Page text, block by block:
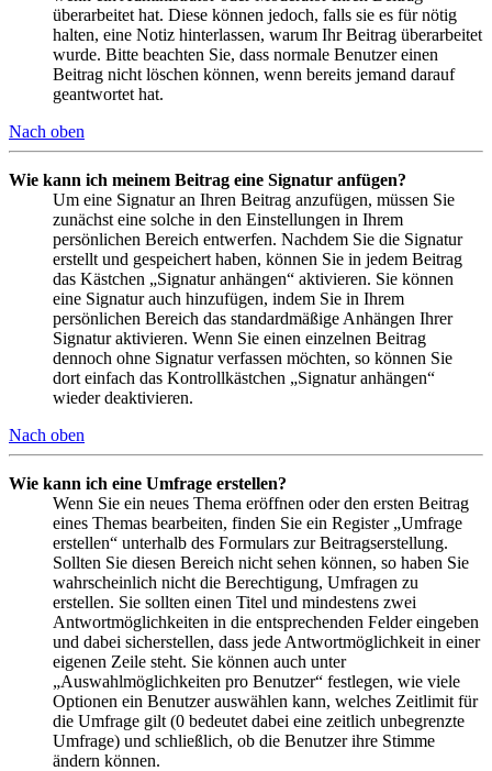
überarbeitet hat. Diese können jedoch, falls sie es für nötig
halten, eine Notiz hinterlassen, warum Ihr Beitrag überarbeitet
wurde. Bitte beachten Sie, dass normale Benutzer einen
Beitrag nicht löschen können, wenn bereits jemand darauf
geantwortet hat.
Nach oben
Wie kann ich meinem Beitrag eine Signatur anfügen?
Um eine Signatur an Ihren Beitrag anzufügen, müssen Sie
zunächst eine solche in den Einstellungen in Ihrem
persönlichen Bereich entwerfen. Nachdem Sie die Signatur
erstellt und gespeichert haben, können Sie in jedem Beitrag
das Kästchen „Signatur anhängen“ aktivieren. Sie können
eine Signatur auch hinzufügen, indem Sie in Ihrem
persönlichen Bereich das standardmäßige Anhängen Ihrer
Signatur aktivieren. Wenn Sie einen einzelnen Beitrag
dennoch ohne Signatur verfassen möchten, so können Sie
dort einfach das Kontrollkästchen „Signatur anhängen“
wieder deaktivieren.
Nach oben
Wie kann ich eine Umfrage erstellen?
Wenn Sie ein neues Thema eröffnen oder den ersten Beitrag
eines Themas bearbeiten, finden Sie ein Register „Umfrage
erstellen“ unterhalb des Formulars zur Beitragserstellung.
Sollten Sie diesen Bereich nicht sehen können, so haben Sie
wahrscheinlich nicht die Berechtigung, Umfragen zu
erstellen. Sie sollten einen Titel und mindestens zwei
Antwortmöglichkeiten in die entsprechenden Felder eingeben
und dabei sicherstellen, dass jede Antwortmöglichkeit in einer
eigenen Zeile steht. Sie können auch unter
„Auswahlmöglichkeiten pro Benutzer“ festlegen, wie viele
Optionen ein Benutzer auswählen kann, welches Zeitlimit für
die Umfrage gilt (0 bedeutet dabei eine zeitlich unbegrenzte
Umfrage) und schließlich, ob die Benutzer ihre Stimme
ändern können.